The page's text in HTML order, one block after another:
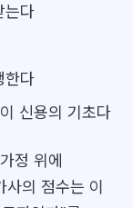
는다
한다
이 신용의 기초다
정 위에
사의 점수는 이